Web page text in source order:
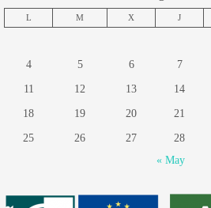
L M X J
4 5 6 7
11 12 13 14
18 19 20 21
25 26 27 28
« May